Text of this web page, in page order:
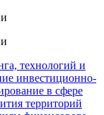
технологий и
инвестиционно-
в сфере
территорий